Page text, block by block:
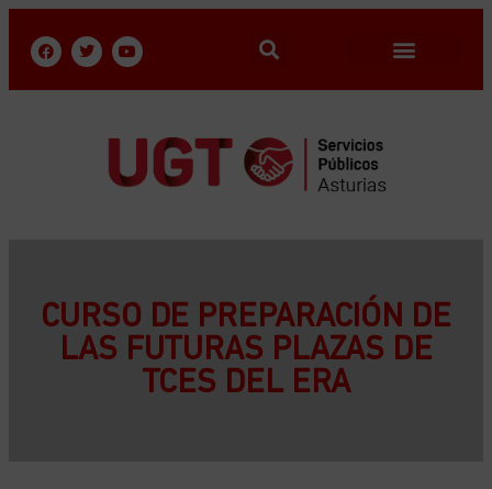
CURSO DE PREPARACIÓN DE
LAS FUTURAS PLAZAS DE
TCES DEL ERA